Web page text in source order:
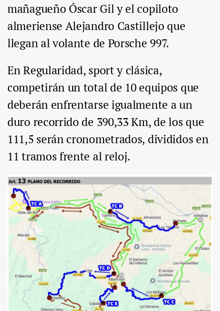
mañagueño Óscar Gil y el copiloto
almeriense Alejandro Castillejo que
llegan al volante de Porsche 997.
En Regularidad, sport y clásica,
competirán un total de 10 equipos que
deberán enfrentarse igualmente a un
duro recorrido de 390,33 Km, de los que
111,5 serán cronometrados, divididos en
11 tramos frente al reloj.